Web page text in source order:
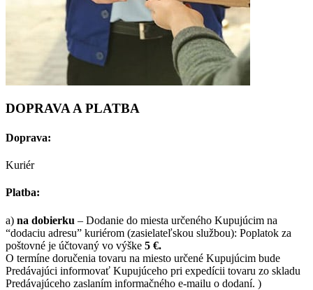
DOPRAVA A PLATBA
Doprava:
Kuriér
Platba:
a) na dobierku – Dodanie do miesta určeného Kupujúcim na
“dodaciu adresu” kuriérom (zasielateľskou službou): Poplatok za
poštovné je účtovaný vo výške 5 €.
O termíne doručenia tovaru na miesto určené Kupujúcim bude
Predávajúci informovať Kupujúceho pri expedícii tovaru zo skladu
Predávajúceho zaslaním informačného e-mailu o dodaní. )